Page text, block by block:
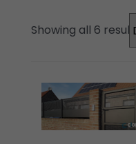
Showing all 6